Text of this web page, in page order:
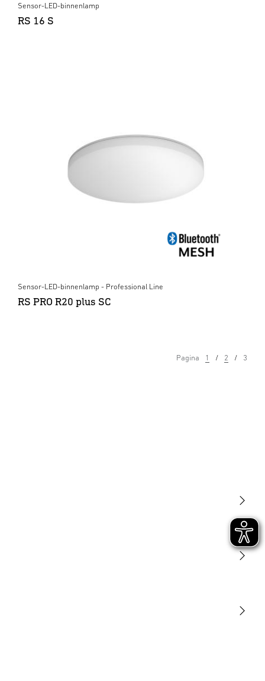
Sensor-LED-binnenlamp
RS 16 S
Sensor-LED-binnenlamp - Professional Line
RS PRO R20 plus SC
Pagina 1 2 3